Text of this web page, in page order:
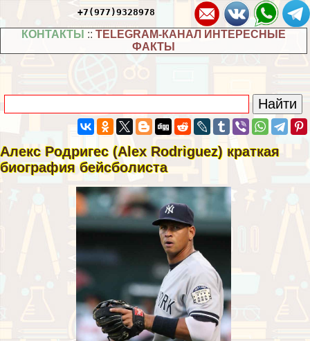
+7(977)9328978
КОНТАКТЫ :: TELEGRAM-КАНАЛ ИНТЕРЕСНЫЕ
ФАКТЫ
Алекс Родригес (Alex Rodriguez) краткая
биография бейсболиста